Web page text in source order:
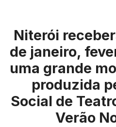
Niterói
de janeiro,
uma grande
produzida
Social de
Verão